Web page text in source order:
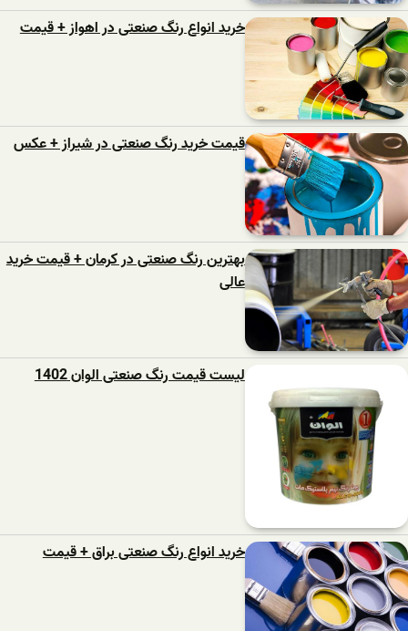
خرید انواع رنگ صنعتی در اهواز + قیمت
قیمت خرید رنگ صنعتی در شیراز + عکس
بهترین رنگ صنعتی در کرمان + قیمت خرید
عالی
لیست قیمت رنگ صنعتی الوان 1402
خرید انواع رنگ صنعتی براق + قیمت